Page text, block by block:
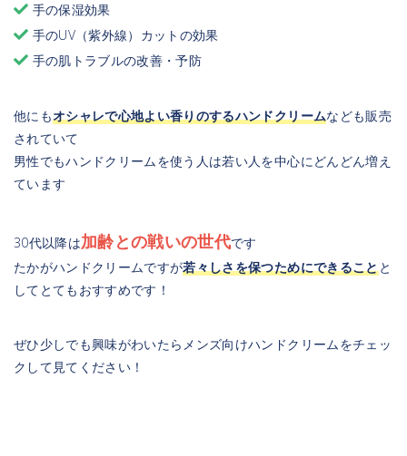
手の保湿効果
手のUV（紫外線）カットの効果
手の肌トラブルの改善・予防
他にもオシャレで心地よい香りのするハンドクリームなども販売
されていて
男性でもハンドクリームを使う人は若い人を中心にどんどん増え
ています
30代以降は加齢との戦いの世代です
たかがハンドクリームですが若々しさを保つためにできることと
してとてもおすすめです！
ぜひ少しでも興味がわいたらメンズ向けハンドクリームをチェッ
クして見てください！